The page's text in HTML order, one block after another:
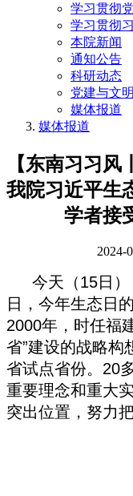
学习贯彻
学习贯彻
本院新闻
通知公告
科研动态
党建与文明
媒体报道
媒体报道
【东南习习风
我院习近平生
学者接
2024-
今天（15日
日，今年生态日
2000年，时任福
省”建设的战略构
省试点省份。20
重要理念和重大
突出位置，努力